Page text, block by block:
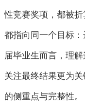
性竞赛奖项，都被
都指向同一个目标
届毕业生而言，理
关注最终结果更为
的侧重点与完整性。